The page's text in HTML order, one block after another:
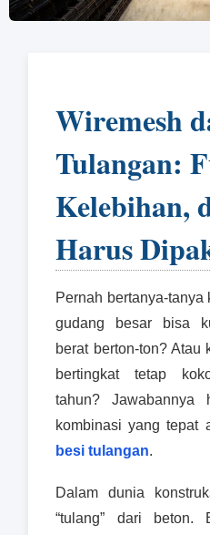
Wiremesh
Tulangan:
Kelebihan,
Harus
Pernah bertanya-
gudang besar bisa
berat berton-ton? Atau
bertingkat tetap
tahun? Jawabannya
kombinasi yang tepat
besi tulangan.
Dalam dunia
“tulang” dari beton.